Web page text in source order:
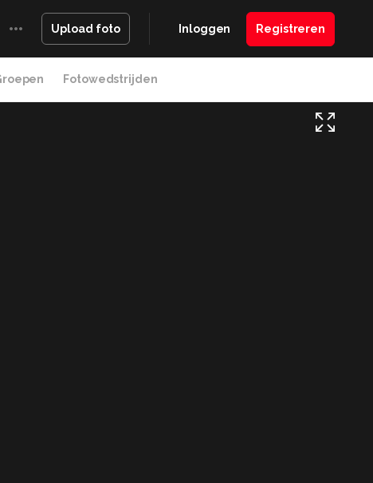
Upload foto Inloggen Registreren
Fotowedstrijden